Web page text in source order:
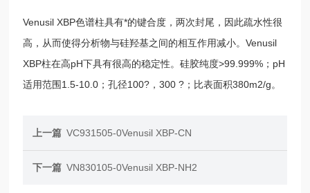
Venusil XBP色谱柱具有*的键合度，两次封尾，因此疏水性很
高，从而使得分析物与硅羟基之间的相互作用减小。Venusil
XBP柱在高pH下具有很高的稳定性。硅胶纯度>99.999%；pH
适用范围1.5-10.0；孔径100?，300 ?；比表面积380m2/g。
上一篇 VC931505-0Venusil XBP-CN
下一篇 VN830105-0Venusil XBP-NH2